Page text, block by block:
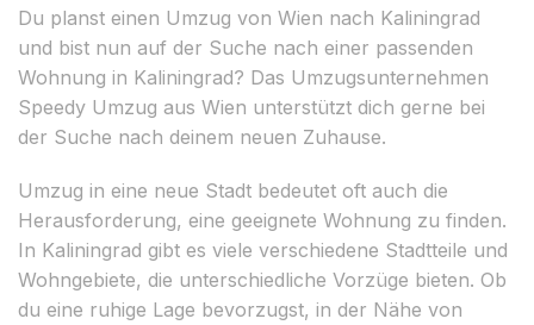
Du planst einen Umzug von Wien nach Kaliningrad
und bist nun auf der Suche nach einer passenden
Wohnung in Kaliningrad? Das Umzugsunternehmen
Speedy Umzug aus Wien unterstützt dich gerne bei
der Suche nach deinem neuen Zuhause.
Umzug in eine neue Stadt bedeutet oft auch die
Herausforderung, eine geeignete Wohnung zu finden.
In Kaliningrad gibt es viele verschiedene Stadtteile und
Wohngebiete, die unterschiedliche Vorzüge bieten. Ob
du eine ruhige Lage bevorzugst, in der Nähe von